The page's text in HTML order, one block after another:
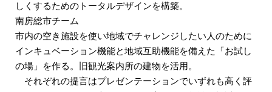
しくするためのトータルデザインを構築。
南房総市チーム
市内の空き施設を使い地域でチャレンジしたい人のために
インキュベーション機能と地域互助機能を備えた「お試し
の場」を作る。旧観光案内所の建物を活用。
それぞれの提言はプレゼンテーションでいずれも高く評